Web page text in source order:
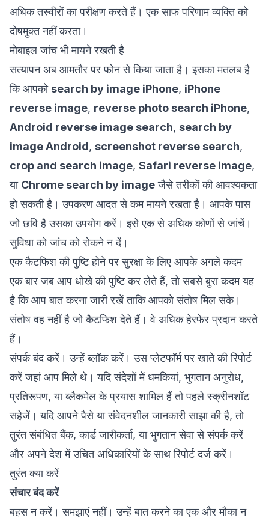
अधिक तस्वीरों का परीक्षण करते हैं। एक साफ परिणाम व्यक्ति को
दोषमुक्त नहीं करता।
मोबाइल जांच भी मायने रखती है
सत्यापन अब आमतौर पर फोन से किया जाता है। इसका मतलब है
कि आपको search by image iPhone, iPhone
reverse image, reverse photo search iPhone,
Android reverse image search, search by
image Android, screenshot reverse search,
crop and search image, Safari reverse image,
या Chrome search by imageजैसे तरीकों की आवश्यकता
हो सकती है। उपकरण आदत से कम मायने रखता है। आपके पास
जो छवि है उसका उपयोग करें। इसे एक से अधिक कोणों से जांचें।
सुविधा को जांच को रोकने न दें।
एक कैटफिश की पुष्टि होने पर सुरक्षा के लिए आपके अगले कदम
एक बार जब आप धोखे की पुष्टि कर लेते हैं, तो सबसे बुरा कदम यह
है कि आप बात करना जारी रखें ताकि आपको संतोष मिल सके।
संतोष वह नहीं है जो कैटफिश देते हैं। वे अधिक हेरफेर प्रदान करते
हैं।
संपर्क बंद करें। उन्हें ब्लॉक करें। उस प्लेटफॉर्म पर खाते की रिपोर्ट
करें जहां आप मिले थे। यदि संदेशों में धमकियां, भुगतान अनुरोध,
प्रतिरूपण, या ब्लैकमेल के प्रयास शामिल हैं तो पहले स्क्रीनशॉट
सहेजें। यदि आपने पैसे या संवेदनशील जानकारी साझा की है, तो
तुरंत संबंधित बैंक, कार्ड जारीकर्ता, या भुगतान सेवा से संपर्क करें
और अपने देश में उचित अधिकारियों के साथ रिपोर्ट दर्ज करें।
तुरंत क्या करें
संचार बंद करें
बहस न करें। समझाएं नहीं। उन्हें बात करने का एक और मौका न